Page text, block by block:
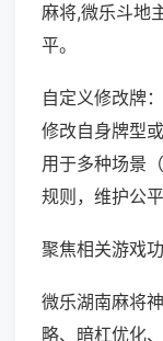
麻将,微乐斗地
平。
自定义修改牌
修改自身牌型
用于多种场景
规则，维护公平
聚焦相关游戏
微乐湖南麻将
略、暗杠优化